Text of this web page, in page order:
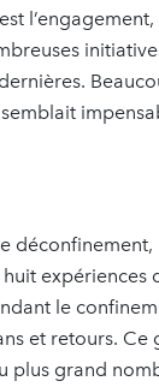
déconfinement,
expériences
le
et retours. Ce
plus grand